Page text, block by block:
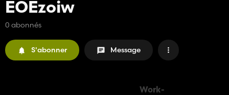
EOEzoiw
0 abonnés
S'abonner Message
Work-